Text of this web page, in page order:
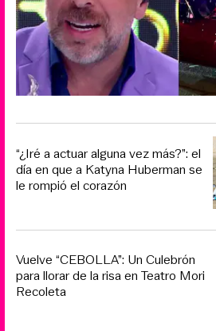
“¿Iré a actuar alguna vez más?”: el
día en que a Katyna Huberman se
le rompió el corazón
Vuelve “CEBOLLA”: Un Culebrón
para llorar de la risa en Teatro Mori
Recoleta